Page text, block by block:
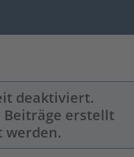
deaktiviert.
Beiträge erstellt
werden.